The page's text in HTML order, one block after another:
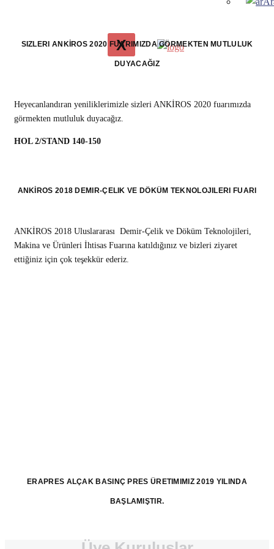
X
SIZLERI ANKİROS 2020 FUARIMIZDA GÖRMEKTEN MUTLULUK
DUYACAĞIZ
Heyecanlandıran yeniliklerimizle sizleri ANKİROS 2020 fuarımızda
görmekten mutluluk duyacağız.
HOL 2/STAND 140-150
ANKİROS 2018 DEMIR-ÇELIK VE DÖKÜM TEKNOLOJILERI FUARI
ANKİROS 2018 Uluslararası Demir-Çelik ve Döküm Teknolojileri,
Makina ve Ürünleri İhtisas Fuarına katıldığınız ve bizleri ziyaret
ettiğiniz için çok teşekkür ederiz.
ERAPRES ALÇAK BASINÇ PRES ÜRETIMIMIZ 2019 YILINDA
BAŞLAMIŞTIR.